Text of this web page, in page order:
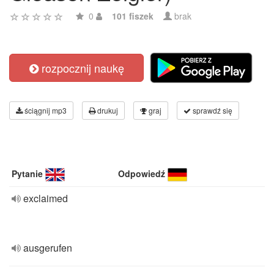
0 101 fiszek brak
rozpocznij naukę
ściągnij mp3 drukuj graj sprawdź się
Pytanie Odpowiedź
exclaimed
ausgerufen